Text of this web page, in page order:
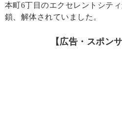
本町6丁目のエクセレントシテ
鎖、解体されていました。
【広告・スポン